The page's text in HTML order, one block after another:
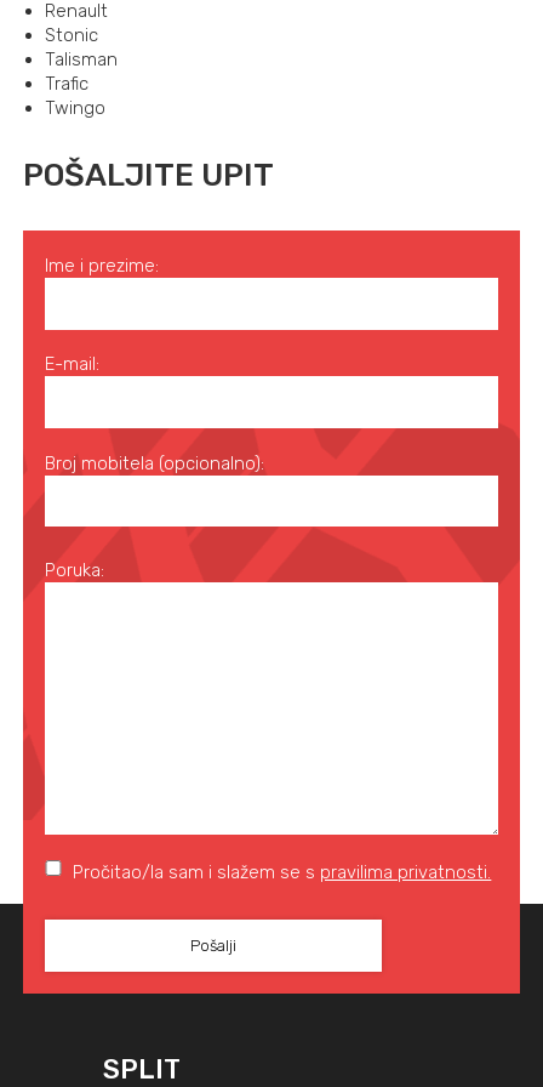
Renault
Stonic
Talisman
Trafic
Twingo
POŠALJITE UPIT
Ime i prezime:
E-mail:
Broj mobitela (opcionalno):
Poruka:
Pročitao/la sam i slažem se s pravilima privatnosti.
SPLIT